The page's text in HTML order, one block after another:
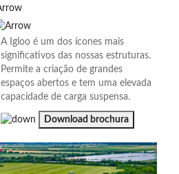
A Igloo é um dos ícones mais
significativos das nossas estruturas.
Permite a criação de grandes
espaços abertos e tem uma elevada
capacidade de carga suspensa.
Download brochura